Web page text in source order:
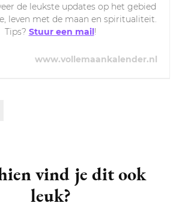
de leukste updates op het gebied
leven met de maan en spiritualiteit.
Tips? Stuur een mail!
www.vollemaankalender.nl
vind je dit ook
leuk?